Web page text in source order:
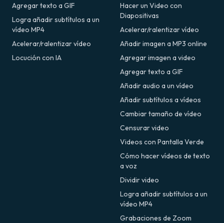
Agregar texto a GIF
Logra añadir subtítulos a un
vídeo MP4
Acelerar/ralentizar vídeo
Locución con IA
Hacer un Video con
Diapositivas
Acelerar/ralentizar vídeo
Añadir imagen a MP3 online
Agregar imagen a video
Agregar texto a GIF
Añadir audio a un vídeo
Añadir subtítulos a vídeos
Cambiar tamaño de vídeo
Censurar video
Videos con Pantalla Verde
Cómo hacer vídeos de texto
a voz
Dividir video
Logra añadir subtítulos a un
vídeo MP4
Grabaciones de Zoom